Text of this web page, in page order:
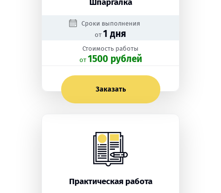
Шпаргалка
Сроки выполнения
от 1 дня
Стоимость работы
oт 1500 рублей
Заказать
Практическая работа